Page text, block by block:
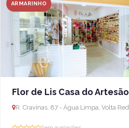
ARMARINHO
Flor de Lis Casa do Artesão